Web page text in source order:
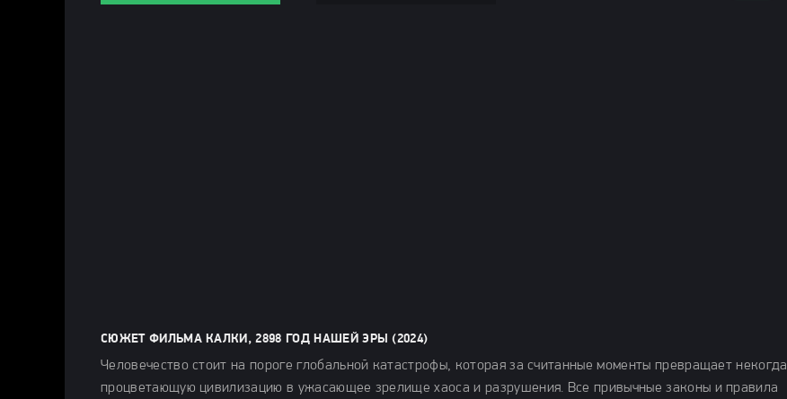
СЮЖЕТ ФИЛЬМА КАЛКИ, 2898 ГОД НАШЕЙ ЭРЫ (2024)
Человечество стоит на пороге глобальной катастрофы, которая за считанные моменты превращает некогда
процветающую цивилизацию в ужасающее зрелище хаоса и разрушения. Все привычные законы и правила